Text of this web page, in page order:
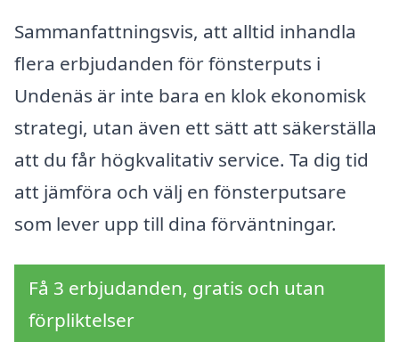
Sammanfattningsvis, att alltid inhandla
flera erbjudanden för fönsterputs i
Undenäs är inte bara en klok ekonomisk
strategi, utan även ett sätt att säkerställa
att du får högkvalitativ service. Ta dig tid
att jämföra och välj en fönsterputsare
som lever upp till dina förväntningar.
Få 3 erbjudanden, gratis och utan
förpliktelser